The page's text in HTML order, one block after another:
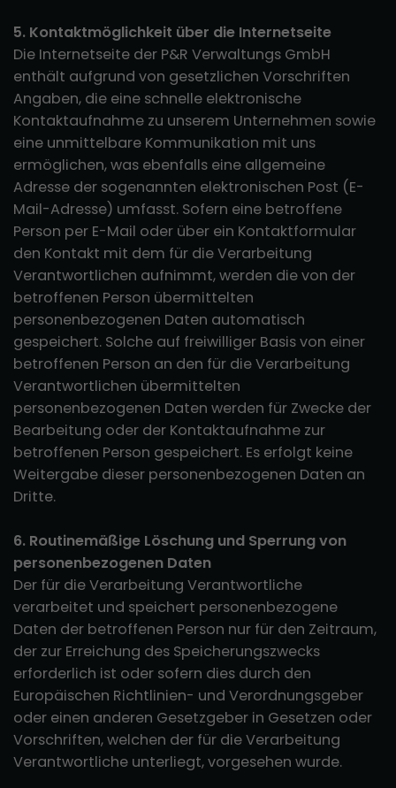
5. Kontaktmöglichkeit über die Internetseite
Die Internetseite der P&R Verwaltungs GmbH
enthält aufgrund von gesetzlichen Vorschriften
Angaben, die eine schnelle elektronische
Kontaktaufnahme zu unserem Unternehmen sowie
eine unmittelbare Kommunikation mit uns
ermöglichen, was ebenfalls eine allgemeine
Adresse der sogenannten elektronischen Post (E-
Mail-Adresse) umfasst. Sofern eine betroffene
Person per E-Mail oder über ein Kontaktformular
den Kontakt mit dem für die Verarbeitung
Verantwortlichen aufnimmt, werden die von der
betroffenen Person übermittelten
personenbezogenen Daten automatisch
gespeichert. Solche auf freiwilliger Basis von einer
betroffenen Person an den für die Verarbeitung
Verantwortlichen übermittelten
personenbezogenen Daten werden für Zwecke der
Bearbeitung oder der Kontaktaufnahme zur
betroffenen Person gespeichert. Es erfolgt keine
Weitergabe dieser personenbezogenen Daten an
Dritte.
6. Routinemäßige Löschung und Sperrung von
personenbezogenen Daten
Der für die Verarbeitung Verantwortliche
verarbeitet und speichert personenbezogene
Daten der betroffenen Person nur für den Zeitraum,
der zur Erreichung des Speicherungszwecks
erforderlich ist oder sofern dies durch den
Europäischen Richtlinien- und Verordnungsgeber
oder einen anderen Gesetzgeber in Gesetzen oder
Vorschriften, welchen der für die Verarbeitung
Verantwortliche unterliegt, vorgesehen wurde.